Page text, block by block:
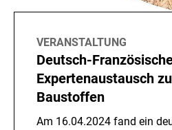
VERANSTALTUNG
Deutsch-
Expertenaustausch
Baustoffen
Am 16.04.2024 fand ein